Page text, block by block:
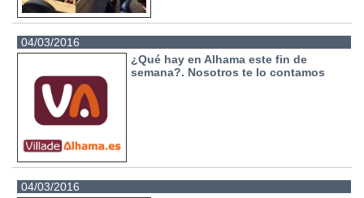
04/03/2016
¿Qué hay en Alhama este fin de
semana?. Nosotros te lo contamos
04/03/2016